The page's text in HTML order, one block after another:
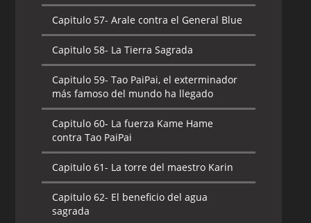
Capitulo 57- Arale contra el General Blue
Capitulo 58- La Tierra Sagrada
Capitulo 59- Tao PaiPai, el exterminador
más famoso del mundo ha llegado
Capitulo 60- La fuerza Kame Hame
contra Tao PaiPai
Capitulo 61- La torre del maestro Karin
Capitulo 62- El beneficio del agua
sagrada